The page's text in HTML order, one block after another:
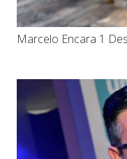
Marcelo Encara 1